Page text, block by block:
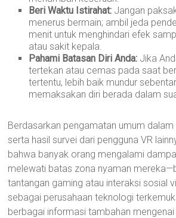
Beri Waktu Istirahat: Jangan
menerus bermain; ambil jeda
menit untuk menghindari efek
atau sakit kepala.
Pahami Batasan Diri Anda: Jika
tertekan atau cemas pada saat
tertentu, lebih baik mundur
memaksakan diri berada dalam
Berdasarkan pengamatan umum
serta hasil survei dari pengguna VR
bahwa banyak orang mengalami
melewati batas zona nyaman
tantangan gaming atau interaksi sosial
sebagai perusahaan teknologi
berbagai informasi tambahan